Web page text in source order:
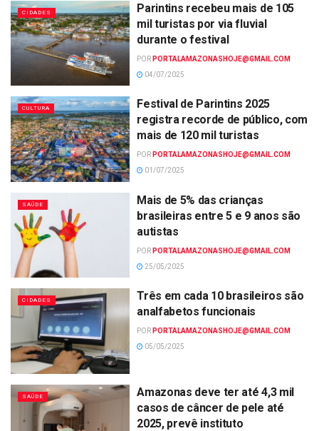
CIDADES
Parintins recebeu mais de 105
mil turistas por via fluvial
durante o festival
POR PORTALAMAZONASHOJE@GMAIL.COM
04/07/2025
CULTURA
Festival de Parintins 2025
registra recorde de público, com
mais de 120 mil turistas
POR PORTALAMAZONASHOJE@GMAIL.COM
01/07/2025
SAÚDE
Mais de 5% das crianças
brasileiras entre 5 e 9 anos são
autistas
POR PORTALAMAZONASHOJE@GMAIL.COM
25/05/2025
CIDADES
Três em cada 10 brasileiros são
analfabetos funcionais
POR PORTALAMAZONASHOJE@GMAIL.COM
05/05/2025
SAÚDE
Amazonas deve ter até 4,3 mil
casos de câncer de pele até
2025, prevê instituto